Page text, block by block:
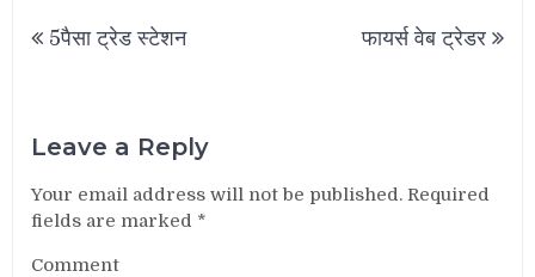
Post
navigation
5पैसा ट्रेड स्टेशन फायर्स वेब ट्रेडर
Leave a Reply
Your email address will not be published. Required
fields are marked *
Comment